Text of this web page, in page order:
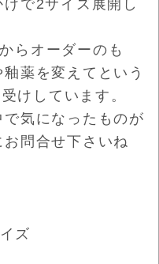
で2サイ ズ展開し
らオーダーのも
薬を変えてという
けしています。
気になったものが
お問合せ下さいね
ズ